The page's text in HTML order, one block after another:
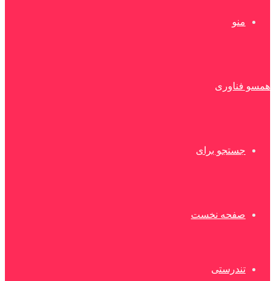
منو
همسو فناوری
جستجو برای
صفحه نخست
تندرستی